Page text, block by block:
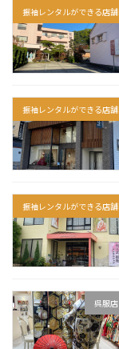
振袖レンタルができる店舗
振袖レンタルができる店舗
振袖レンタルができる店舗
呉服店